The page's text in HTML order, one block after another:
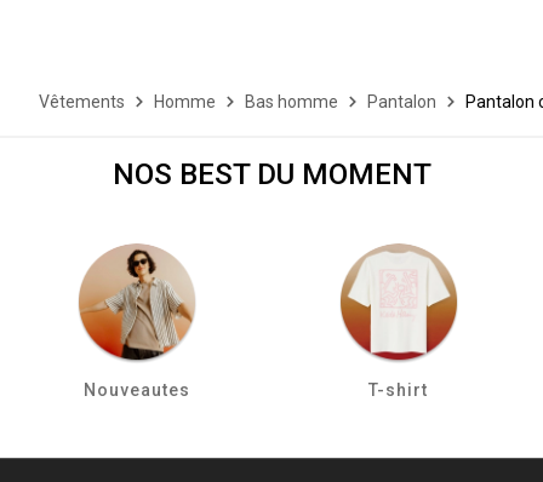
Vêtements Homme Bas homme Pantalon Pantalon
NOS BEST DU MOMENT
Nouveautes T-shirt